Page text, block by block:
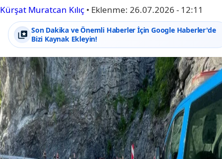
Kürşat Muratcan Kılıç • Eklenme: 26.07.2026 - 12:11
Son Dakika ve Önemli Haberler İçin Google Haberler'de
Bizi Kaynak Ekleyin!